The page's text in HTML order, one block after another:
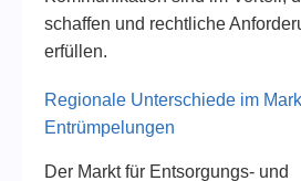
schaffen und rechtliche
erfüllen.
Regionale Unterschiede im
Entrümpelungen
Der Markt für Entsorgungs- und